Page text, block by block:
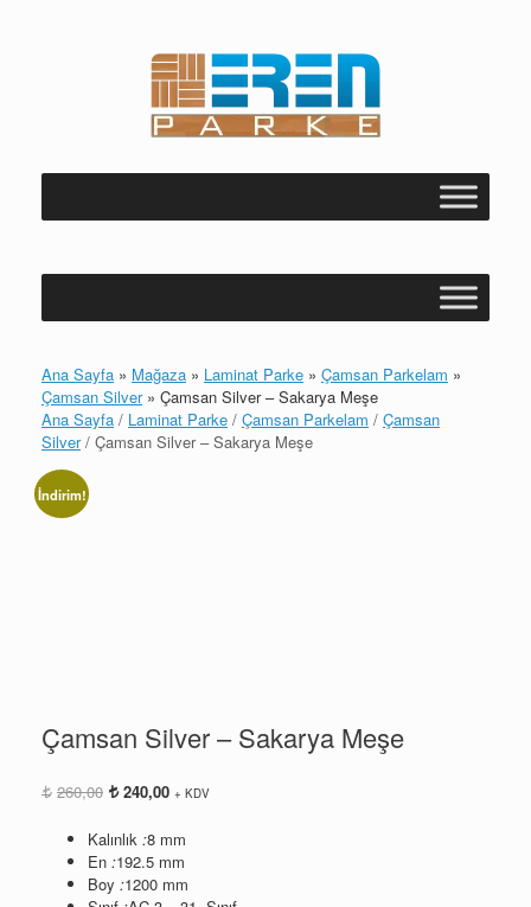
Ana Sayfa » Mağaza » Laminat Parke » Çamsan Parkelam »
Çamsan Silver » Çamsan Silver – Sakarya Meşe
Ana Sayfa / Laminat Parke / Çamsan Parkelam / Çamsan
Silver/ Çamsan Silver – Sakarya Meşe
İndirim!
Çamsan Silver – Sakarya Meşe
260,00 Orijinal
260,00.
240,00Şu
fiyat:
240,00.
+ KDV
Kalınlık :8 mm
En :192.5 mm
Boy :1200 mm